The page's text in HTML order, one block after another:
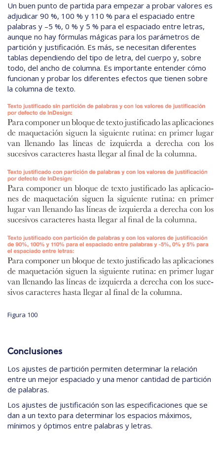
Un buen punto de partida para empezar a probar valores es
adjudicar 90 %, 100 % y 110 % para el espaciado entre
palabras y –5 %, 0 % y 5 % para el espaciado entre letras,
aunque no hay fórmulas mágicas para los parámetros de
partición y justificación. Es más, se necesitan diferentes
tablas dependiendo del tipo de letra, del cuerpo y, sobre
todo, del ancho de columna. Es importante entender cómo
funcionan y probar los diferentes efectos que tienen sobre
la columna de texto.
Figura 100
Conclusiones
Los ajustes de partición permiten determinar la relación
entre un mejor espaciado y una menor cantidad de partición
de palabras.
Los ajustes de justificación son las especificaciones que se
dan a un texto para determinar los espacios máximos,
mínimos y óptimos entre palabras y letras.